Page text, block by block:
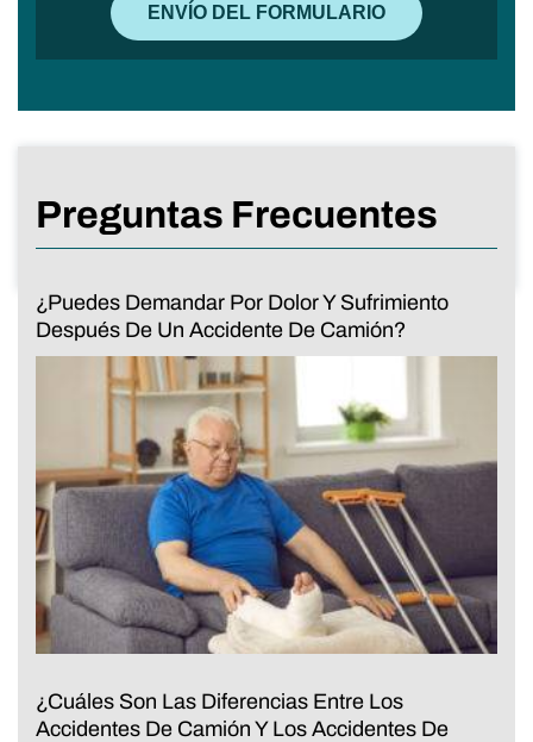
Preguntas Frecuentes
¿Puedes Demandar Por Dolor Y Sufrimiento
Después De Un Accidente De Camión?
¿Cuáles Son Las Diferencias Entre Los
Accidentes De Camión Y Los Accidentes De